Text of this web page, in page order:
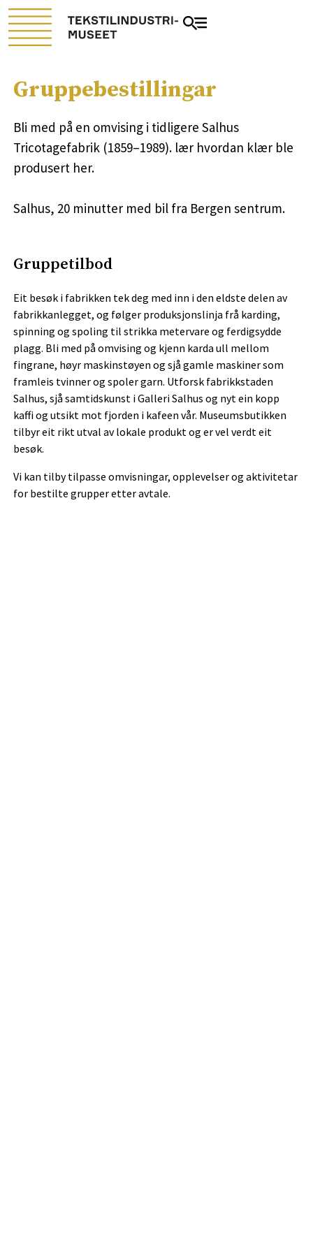
Gruppebestillingar
Bli med på en omvising i tidligere Salhus
Tricotagefabrik (1859–1989). lær hvordan klær ble
produsert her.
Salhus, 20 minutter med bil fra Bergen sentrum.
Gruppetilbod
Eit besøk i fabrikken tek deg med inn i den eldste delen av
fabrikkanlegget, og følger produksjonslinja frå karding,
spinning og spoling til strikka metervare og ferdigsydde
plagg. Bli med på omvising og kjenn karda ull mellom
fingrane, høyr maskinstøyen og sjå gamle maskiner som
framleis tvinner og spoler garn. Utforsk fabrikkstaden
Salhus, sjå samtidskunst i Galleri Salhus og nyt ein kopp
kaffi og utsikt mot fjorden i kafeen vår. Museumsbutikken
tilbyr eit rikt utval av lokale produkt og er vel verdt eit
besøk.
Vi kan tilby tilpasse omvisningar, opplevelser og aktivitetar
for bestilte grupper etter avtale.